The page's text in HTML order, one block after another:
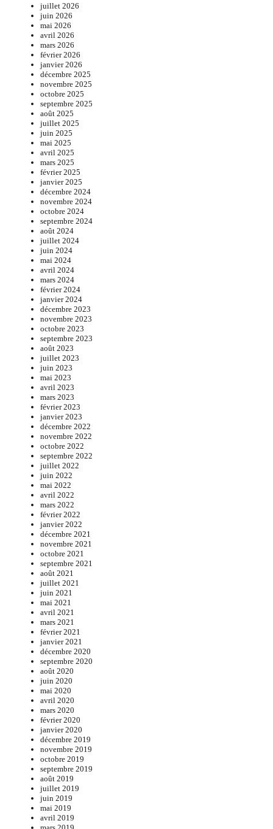
juillet 2026
juin 2026
mai 2026
avril 2026
mars 2026
février 2026
janvier 2026
décembre 2025
novembre 2025
octobre 2025
septembre 2025
août 2025
juillet 2025
juin 2025
mai 2025
avril 2025
mars 2025
février 2025
janvier 2025
décembre 2024
novembre 2024
octobre 2024
septembre 2024
août 2024
juillet 2024
juin 2024
mai 2024
avril 2024
mars 2024
février 2024
janvier 2024
décembre 2023
novembre 2023
octobre 2023
septembre 2023
août 2023
juillet 2023
juin 2023
mai 2023
avril 2023
mars 2023
février 2023
janvier 2023
décembre 2022
novembre 2022
octobre 2022
septembre 2022
juillet 2022
juin 2022
mai 2022
avril 2022
mars 2022
février 2022
janvier 2022
décembre 2021
novembre 2021
octobre 2021
septembre 2021
août 2021
juillet 2021
juin 2021
mai 2021
avril 2021
mars 2021
février 2021
janvier 2021
décembre 2020
septembre 2020
août 2020
juin 2020
mai 2020
avril 2020
mars 2020
février 2020
janvier 2020
décembre 2019
novembre 2019
octobre 2019
septembre 2019
août 2019
juillet 2019
juin 2019
mai 2019
avril 2019